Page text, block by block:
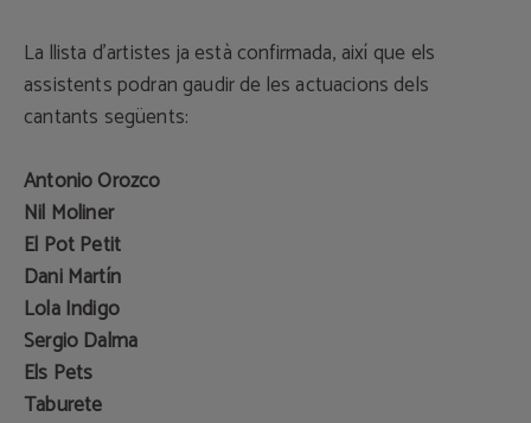
La llista d'artistes ja està confirmada, així que els
assistents podran gaudir de les actuacions dels
cantants següents:
Antonio Orozco
Nil Moliner
El Pot Petit
Dani Martín
Lola Indigo
Sergio Dalma
Els Pets
Taburete